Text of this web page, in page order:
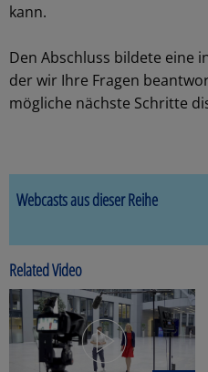
kann.
Den Abschluss bildete eine
der wir Ihre Fragen
mögliche nächste Schritte
Webcasts aus dieser Reihe
Related Video